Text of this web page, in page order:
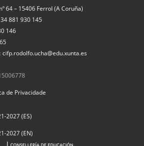
64 – 15406 Ferrol (A Coruña)
881 930 145
146
cifp.rodolfo.ucha@edu.xunta.es
de Privacidade
2027 (ES)
2027 (EN)